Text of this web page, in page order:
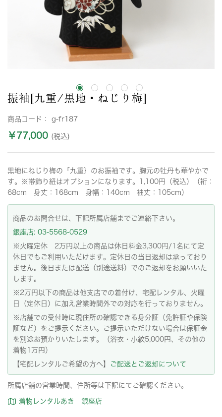
振袖[九重/黒地・ねじり梅]
商品コード： g-fr187
￥77,000 (税込)
黒地にねじり梅の「九重｝のお振袖です。胸元の牡丹も華やかで
す。※帯飾り紐はオプションになります。1,100円（税込）（裄：
68cm 身丈：168cm 身幅：140cm 袖丈：105cm）
商品のお問合せは、下記所属店舗までご連絡下さい。
銀座店: 03-5568-0529
※火曜定休 2万円以上の商品は休日料金3,300円/1名にて定
休日でもご利用いただけます。定休日の当日返却は承っており
ません。後日または配送（別途送料）でのご返却をお願いいた
します。
※2万円以下の商品は他支店での着付け、宅配レンタル、火曜
日（定休日）に加え営業時間外での対応を行っておりません。
※店舗での受付時に現住所の確認できる身分証（免許証や保険
証など）をご提示ください。ご提示いただけない場合は保証金
を別途お預かりいたします。（浴衣・小紋5,000円、その他の
着物1万円）
【宅配レンタルご希望の方へ】
ご配送とご返却について
所属店舗の営業時間、住所等は下記にてご確認ください。
着物レンタルあき 銀座店